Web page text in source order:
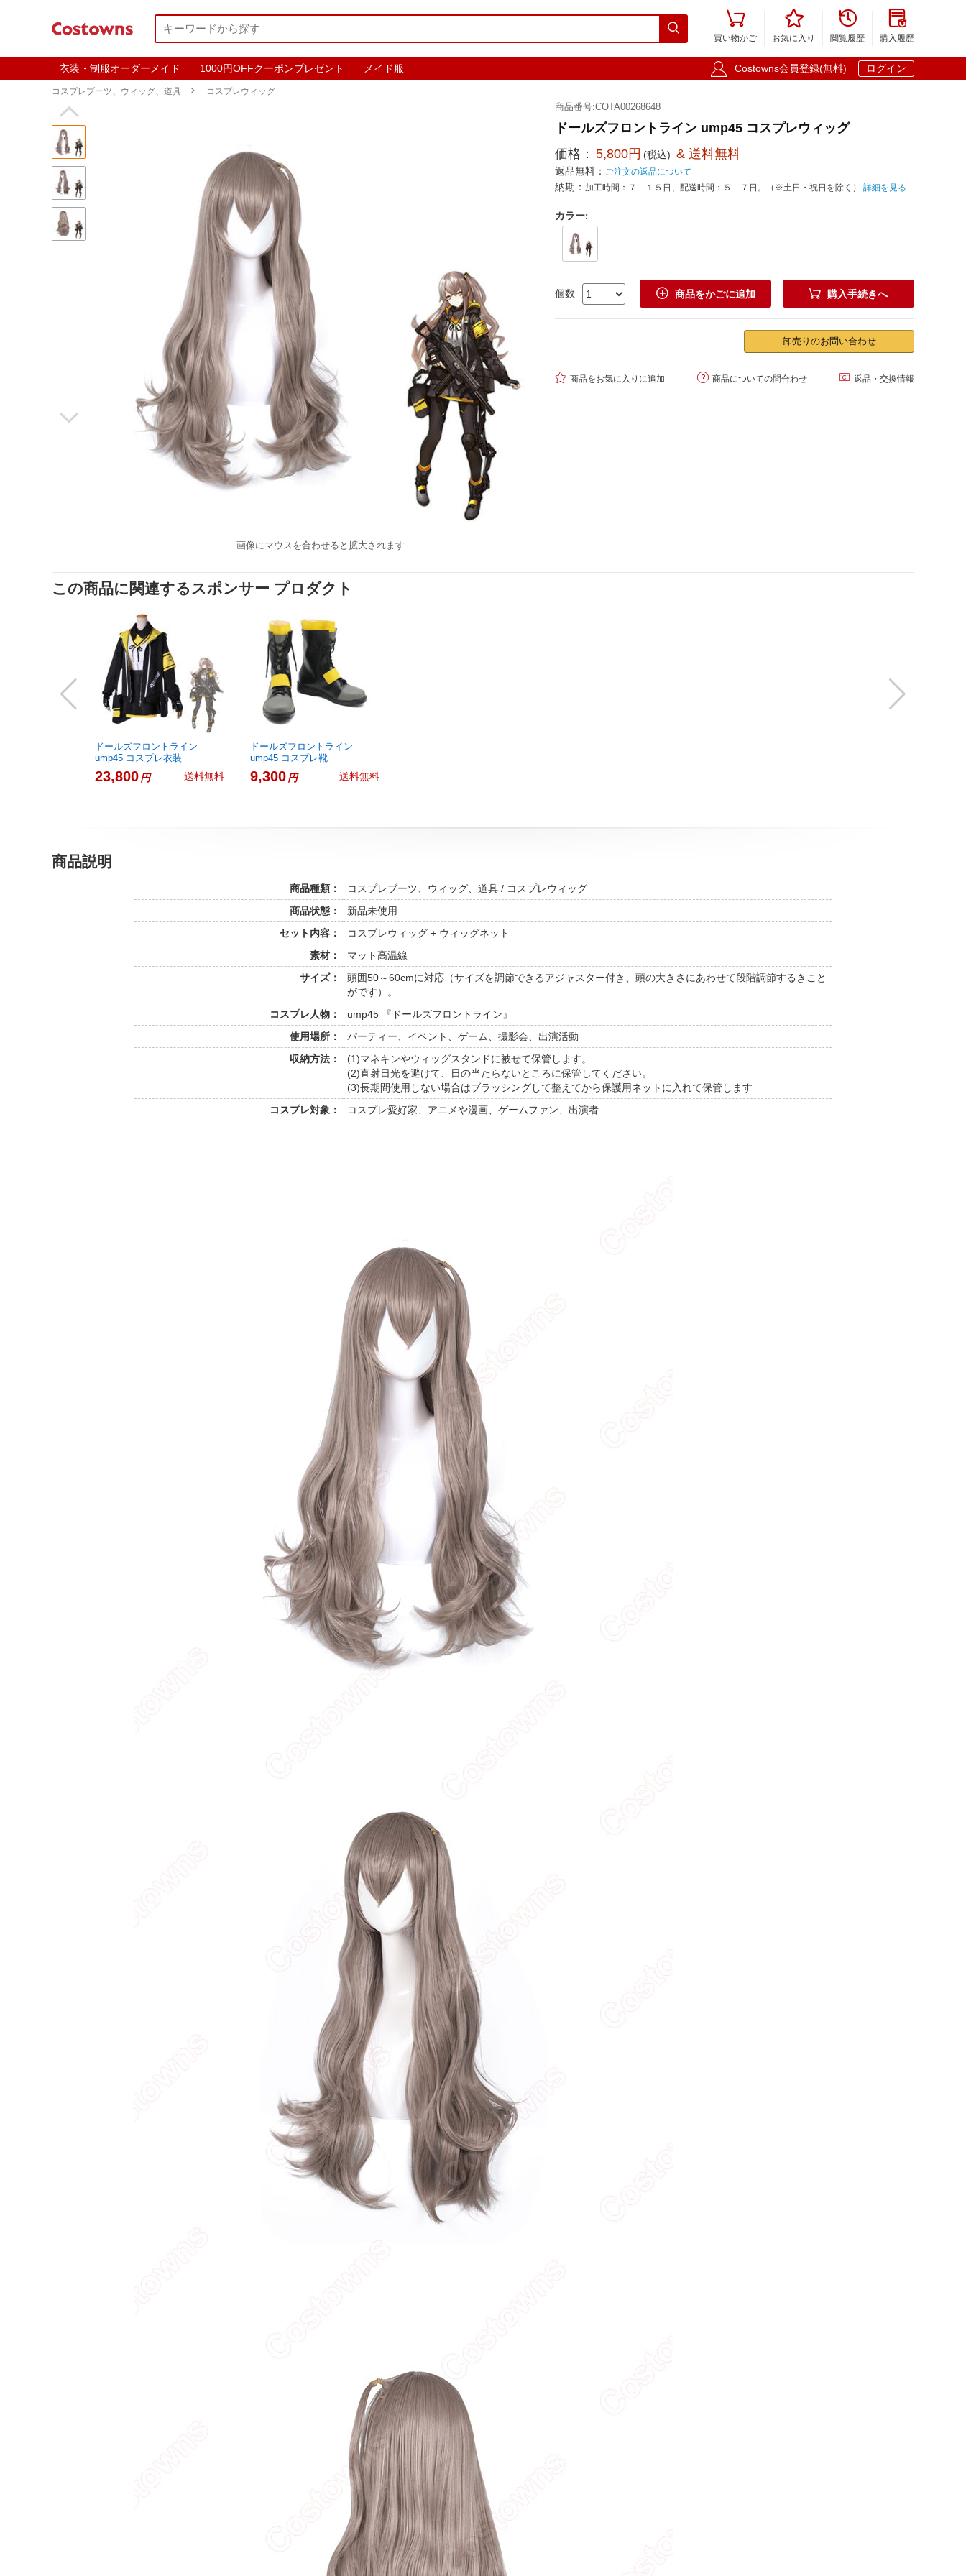


買い物かご

お気に入り

閲覧履歴

購入履歴
衣装・制服オーダーメイド 1000円OFFクーポンプレゼント メイド服  Costowns会員登録(無料) ログイン
コスプレブーツ、ウィッグ、道具  コスプレウィッグ


画像にマウスを合わせると拡大されます
商品番号:COTA00268648
ドールズフロントライン ump45 コスプレウィッグ
価格： 5,800円 (税込) & 送料無料
返品無料： ご注文の返品について
納期： 加工時間：７－１５日、配送時間：５－７日。（※土日・祝日を除く） 詳細を見る
カラー:
個数  商品をかごに追加  購入手続きへ
卸売りのお問い合わせ
 商品をお気に入りに追加  商品についての問合わせ  返品・交換情報
この商品に関連するスポンサー プロダクト
ドールズフロントライン
ump45 コスプレ衣装
23,800円 送料無料
ドールズフロントライン
ump45 コスプレ靴
9,300円 送料無料
商品説明
商品種類：
コスプレブーツ、ウィッグ、道具 / コスプレウィッグ
商品状態：
新品未使用
セット内容：
コスプレウィッグ + ウィッグネット
素材：
マット高温線
サイズ：
頭囲50～60cmに対応（サイズを調節できるアジャスター付き、頭の大きさにあわせて段階調節するきこと
がです）。
コスプレ人物：
ump45 『ドールズフロントライン』
使用場所：
パーティー、イベント、ゲーム、撮影会、出演活動
収納方法：
(1)マネキンやウィッグスタンドに被せて保管します。
(2)直射日光を避けて、日の当たらないところに保管してください。
(3)長期間使用しない場合はブラッシングして整えてから保護用ネットに入れて保管します
コスプレ対象：
コスプレ愛好家、アニメや漫画、ゲームファン、出演者